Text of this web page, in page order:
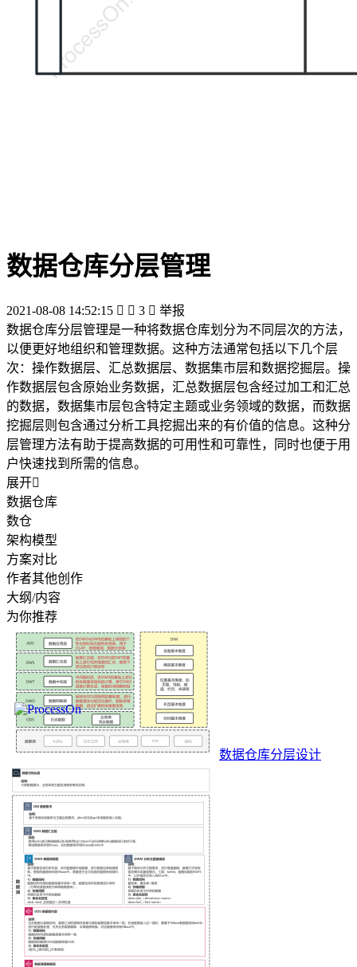
数据仓库分层管理
2021-08-08 14:52:15   3  举报
数据仓库分层管理是一种将数据仓库划分为不同层次的方法，
以便更好地组织和管理数据。这种方法通常包括以下几个层
次：操作数据层、汇总数据层、数据集市层和数据挖掘层。操
作数据层包含原始业务数据，汇总数据层包含经过加工和汇总
的数据，数据集市层包含特定主题或业务领域的数据，而数据
挖掘层则包含通过分析工具挖掘出来的有价值的信息。这种分
层管理方法有助于提高数据的可用性和可靠性，同时也便于用
户快速找到所需的信息。
展开
数据仓库
数仓
架构模型
方案对比
作者其他创作
大纲/内容
为你推荐
数据仓库分层设计